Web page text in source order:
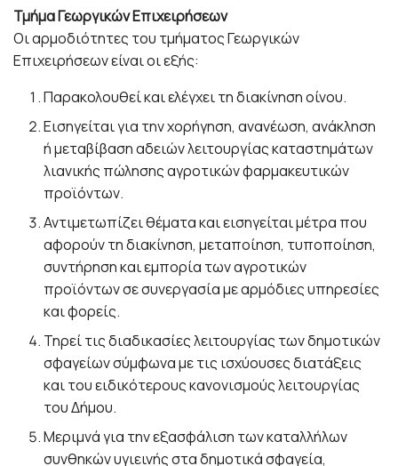
Τμήμα Γεωργικών Επιχειρήσεων
Οι αρμοδιότητες του τμήματος Γεωργικών
Επιχειρήσεων είναι οι εξής:
Παρακολουθεί και ελέγχει τη διακίνηση οίνου.
Εισηγείται για την χορήγηση, ανανέωση, ανάκληση
ή μεταβίβαση αδειών λειτουργίας καταστημάτων
λιανικής πώλησης αγροτικών φαρμακευτικών
προϊόντων.
Αντιμετωπίζει θέματα και εισηγείται μέτρα που
αφορούν τη διακίνηση, μεταποίηση, τυποποίηση,
συντήρηση και εμπορία των αγροτικών
προϊόντων σε συνεργασία με αρμόδιες υπηρεσίες
και φορείς.
Τηρεί τις διαδικασίες λειτουργίας των δημοτικών
σφαγείων σύμφωνα με τις ισχύουσες διατάξεις
και του ειδικότερους κανονισμούς λειτουργίας
του Δήμου.
Μεριμνά για την εξασφάλιση των καταλλήλων
συνθηκών υγιεινής στα δημοτικά σφαγεία,